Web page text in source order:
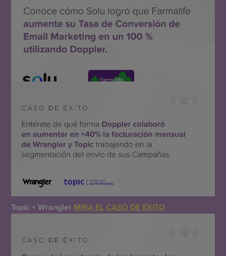
Solu + Farmalife MIRA EL CASO DE ÉXITO
Topic + Wrangler MIRA EL CASO DE ÉXITO